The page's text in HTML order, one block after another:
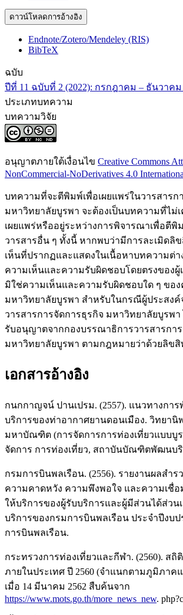
ดาวน์โหลดการอ้างอิง
Endnote/Zotero/Mendeley (RIS)
BibTeX
ฉบับ
ปีที่ 11 ฉบับที่ 2 (2022): กรกฎาคม – ธันวาคม
ประเภทบทความ
บทความวิจัย
อนุญาตภายใต้เงื่อนไข Creative Commons
NonCommercial-NoDerivatives 4.0
บทความที่จะตีพิมพ์เพื่อเผยแพร่ในวารสารก
มหาวิทยาลัยบูรพา จะต้องเป็นบทความที่ไม่
เผยแพร่หรืออยู่ระหว่างการพิจารณาเพื่อตีพิ
วารสารอื่น ๆ ทั้งนี้ หากพบว่ามีการละเมิดลิ
เห็นที่ปรากฏและแสดงในเนื้อหาบทความต่า
ความเห็นและความรับผิดชอบโดยตรงของ
มิใช่ความเห็นและความรับผิดชอบใด ๆ ขอ
มหาวิทยาลัยบูรพา สำหรับในกรณีผู้ประสง
วารสารการจัดการธุรกิจ มหาวิทยาลัยบูรพา
รับอนุญาตจากกองบรรณาธิการวารสารกา
มหาวิทยาลัยบูรพา ตามกฎหมายว่าด้วยลิขสิ
เอกสารอ้างอิง
กนกกาญจน์ ปานเปรม. (2557). แนวทางก
บริการของท่าอากาศยานดอนเมือง. วิทยา
มหาบัณฑิต (การจัดการการท่องเที่ยวแบบบู
จัดการ การท่องเที่ยว, สถาบันบัณฑิตพัฒนบ
กรมการบินพลเรือน. (2556). รายงานผลสำร
ความคาดหวัง ความพึงพอใจ และความเชื่
ให้บริการของผู้รับบริการและผู้มีส่วนได้ส่วน
บริการของกรมการบินพลเรือน ประจำปีงบป
การบินพลเรือน.
กระทรวงการท่องเที่ยวและกีฬา. (2560). สถิ
ภายในประเทศ ปี 2560 (จำแนกตามภูมิภาค
เมื่อ 14 มีนาคม 2562 สืบค้นจาก
https://www.mots.go.th/more_news_new.